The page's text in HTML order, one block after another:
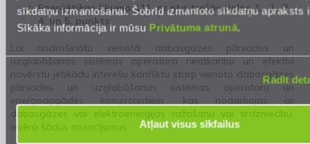
sīkdatņu izmantošanai. Šobrīd izmantoto sīkdatņu apraksts
Sīkāka informācija ir mūsu Privātuma atrunā.
Rādīt
Atļaut visus sīkfailus
Enerģētikas likuma 111. panta trešās daļas 1., 2., 3.,
4. un 5. punkts:
Lai nodrošinātu vienotā dabasgāzes pārvades un
uzglabāšanas sistēmas operatora neatkarību un efektīvi
novērstu jebkādu interešu konfliktu starp vienoto dabasgāzes
pārvades un uzglabāšanas sistēmas operatoru un
energoapgādes komersantiem, kas nodarbojas ar
dabasgāzes vai elektroenerģijas ražošanu vai tirdzniecību,
ievēro šādus nosacījumus: